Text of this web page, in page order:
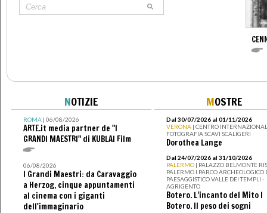
NOTIZIE
ROMA| 06/08/2026
ARTE.it media partner de "I
GRANDI MAESTRI" di KUBLAI Film
06/08/2026
I Grandi Maestri: da Caravaggio
a Herzog, cinque appuntamenti
al cinema con i giganti
dell'immaginario
MOSTRE
Dal 30/07/2026 al 01/11/2026
VERONA | CENTRO
FOTOGRAFIA SCAVI SCALIGERI
Dorothea Lange
Dal 24/07/2026 al 31/10/2026
PALERMO | PALAZZO BELMONTE
PALERMO I PARCO ARCHEOLOGICO
PAESAGGISTICO VALLE DEI TEMPLI -
AGRIGENTO
Botero. L’incanto del Mito I
Botero. Il peso dei sogni